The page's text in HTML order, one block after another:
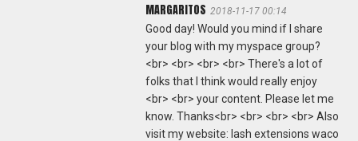
MARGARITOS 2018-11-17 00:14
Good day! Would you mind if I share
your blog with my myspace group?
<br> <br> <br> <br> There's a lot of
folks that I think would really enjoy
<br> <br> your content. Please let me
know. Thanks<br> <br> <br> <br> Also
visit my website: lash extensions waco